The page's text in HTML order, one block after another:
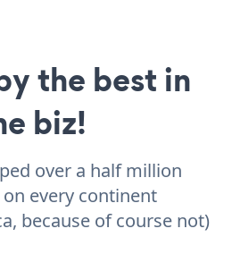
the best in
biz!
over a half million
every continent
because of course not)